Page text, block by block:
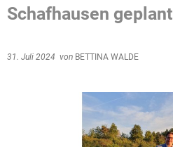
Schafhausen geplant
31. Juli 2024 von BETTINA WALDE